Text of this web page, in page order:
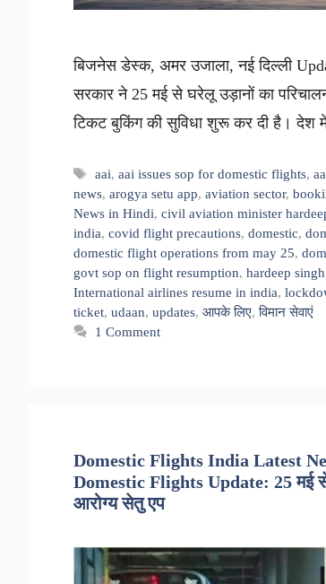
बिजनेस डेस्क, अमर उजाला, नई दिल्ली
सरकार ने 25 मई से घरेलू उड़ानों का
टिकट बुकिंग की सुविधा शुरू कर दी है। देश
Tags
aai,aai issues sop for domestic flights,
news, arogya setu app, aviation sector,
News in Hindi, civil aviation minister
india, covid flight precautions, domestic,
domestic flight operations from may 25,
govt sop on flight resumption, hardeep
International airlines resume in india,
ticket, udaan, updates, आपके लिए,विमान सेवाएं
1 Comment
Domestic Flights India Latest
Domestic Flights Update: 25 मई
आरोग्य सेतु एप